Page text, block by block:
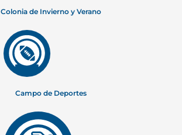
Colonia de Invierno y Verano
Campo de Deportes